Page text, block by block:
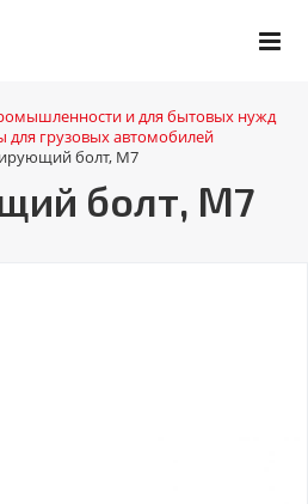
и для бытовых нужд
грузовых автомобилей
болт, М7
болт, М7